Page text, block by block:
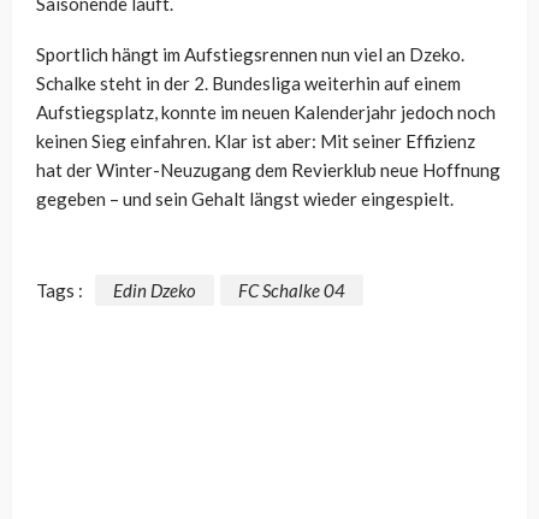
Sportlich hängt im Aufstiegsrennen nun viel an Dzeko.
Schalke steht in der 2. Bundesliga weiterhin auf einem
Aufstiegsplatz, konnte im neuen Kalenderjahr jedoch noch
keinen Sieg einfahren. Klar ist aber: Mit seiner Effizienz
hat der Winter-Neuzugang dem Revierklub neue Hoffnung
gegeben – und sein Gehalt längst wieder eingespielt.
Tags : Edin Dzeko FC Schalke 04